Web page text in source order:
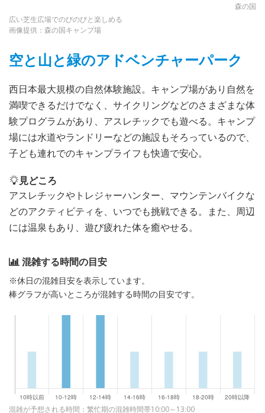
森の国
広い芝生広場でのびのびと楽しめる
画像提供：森の国キャンプ場
空と山と緑のアドベンチャーパーク
西日本最大規模の自然体験施設。キャンプ場があり自然を
満喫できるだけでなく、サイクリングなどのさまざまな体
験プログラムがあり、アスレチックでも遊べる。キャンプ
場には水道やランドリーなどの施設もそろっているので、
子ども連れでのキャンプライフも快適で安心。
見どころ
アスレチックやトレジャーハンター、マウンテンバイクな
どのアクティビティを、いつでも挑戦できる。また、周辺
には温泉もあり、遊び疲れた体を癒やせる。
混雑する時間の目安
※休日の混雑目安を表示しています。
棒グラフが高いところが混雑する時間の目安です。
混雑が予想される時間：繁忙期の混雑時間帯10:00～13:00